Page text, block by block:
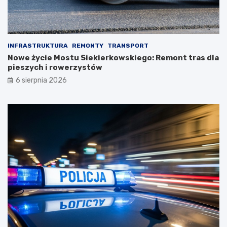
INFRASTRUKTURA REMONTY TRANSPORT
Nowe życie Mostu Siekierkowskiego: Remont tras dla
pieszych i rowerzystów
6 sierpnia 2026